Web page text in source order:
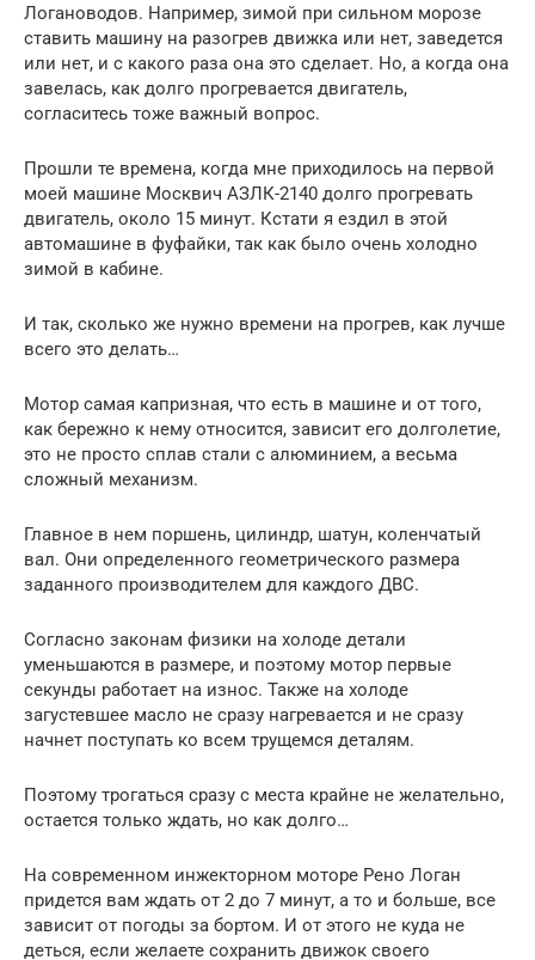
Логановодов. Например, зимой при сильном морозе
ставить машину на разогрев движка или нет, заведется
или нет, и с какого раза она это сделает. Но, а когда она
завелась, как долго прогревается двигатель,
согласитесь тоже важный вопрос.
Прошли те времена, когда мне приходилось на первой
моей машине Москвич АЗЛК-2140 долго прогревать
двигатель, около 15 минут. Кстати я ездил в этой
автомашине в фуфайки, так как было очень холодно
зимой в кабине.
И так, сколько же нужно времени на прогрев, как лучше
всего это делать…
Мотор самая капризная, что есть в машине и от того,
как бережно к нему относится, зависит его долголетие,
это не просто сплав стали с алюминием, а весьма
сложный механизм.
Главное в нем поршень, цилиндр, шатун, коленчатый
вал. Они определенного геометрического размера
заданного производителем для каждого ДВС.
Согласно законам физики на холоде детали
уменьшаются в размере, и поэтому мотор первые
секунды работает на износ. Также на холоде
загустевшее масло не сразу нагревается и не сразу
начнет поступать ко всем трущемся деталям.
Поэтому трогаться сразу с места крайне не желательно,
остается только ждать, но как долго…
На современном инжекторном моторе Рено Логан
придется вам ждать от 2 до 7 минут, а то и больше, все
зависит от погоды за бортом. И от этого не куда не
деться, если желаете сохранить движок своего